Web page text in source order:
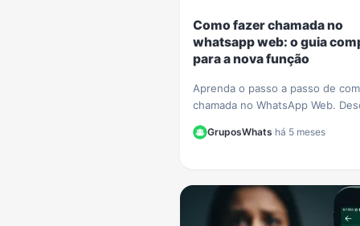
Como fazer chamada no
whatsapp web: o guia
para a nova função
Aprenda o passo a passo de
chamada no WhatsApp Web.
vídeo que chegou ao navegador
GruposWhats·há 5 meses